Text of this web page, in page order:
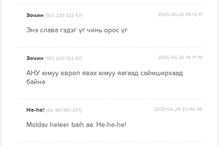
Зочин[103.229.122.47] 2025-06-26 14:12:11
Энэ слава гэдэг үг чинь орос үг
Зочин[103.229.122.47] 2025-06-26 14:11:19
АНУ юмуу европ явах юмуу яагаад саймширхаад
байна
He-he![66.181.180.251] 2025-06-24 23:46:46
Moldav heleer baih aa. He-he-he!